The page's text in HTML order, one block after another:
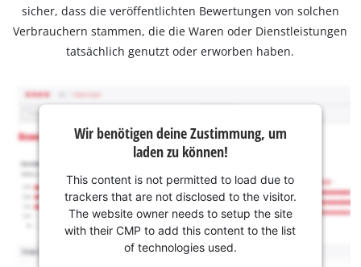
sicher, dass die veröffentlichten Bewertungen von solchen
Verbrauchern stammen, die die Waren oder Dienstleistungen
tatsächlich genutzt oder erworben haben.
Wir benötigen deine Zustimmung, um
laden zu können!
This content is not permitted to load due to
trackers that are not disclosed to the visitor.
The website owner needs to setup the site
with their CMP to add this content to the list
of technologies used.